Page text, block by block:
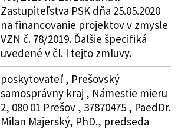
Zastupiteľstva PSK dňa 25.05.2020
na financovanie projektov v zmysle
VZN č. 78/2019. Ďalšie špecifiká
uvedené v čl. I tejto zmluvy.
poskytovateľ , Prešovský
samosprávny kraj , Námestie mieru
2, 080 01 Prešov , 37870475 , PaedDr.
Milan Majerský, PhD., predseda